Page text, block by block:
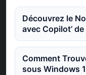
Découvrez le
avec Copilot’
Comment
sous Windows